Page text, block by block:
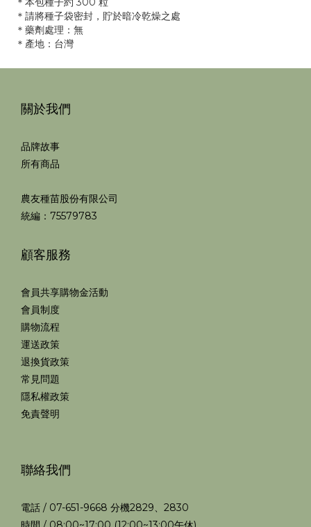
＊請將種子袋密封，貯於暗冷乾燥之處
＊藥劑處理：無
＊產地：台灣
關於我們
品牌故事
所有商品
農友種苗股份有限公司
統編：75579783
顧客服務
會員共享購物金活動
會員制度
購物流程
運送政策
退換貨政策
常見問題
隱私權政策
免責聲明
聯絡我們
電話 / 07-651-9668 分機2829、2830